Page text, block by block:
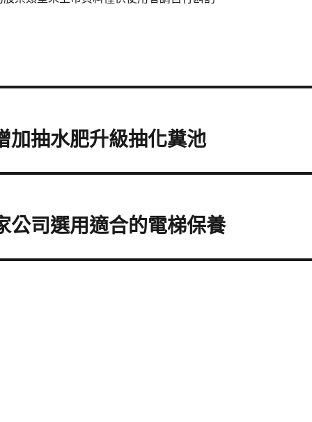
加抽水肥升級抽化糞池
公司選用適合的電梯保養